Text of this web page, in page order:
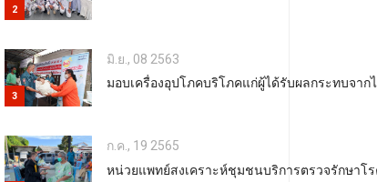
2
3
มิ.ย., 08 2563
มอบเครื่องอุปโภคบริโภคแก่ผู้ได้รับผลกระทบจา
ก.ค., 19 2565
หน่วยแพทย์สงเคราะห์ชุมชนบริการตรวจรักษาโ